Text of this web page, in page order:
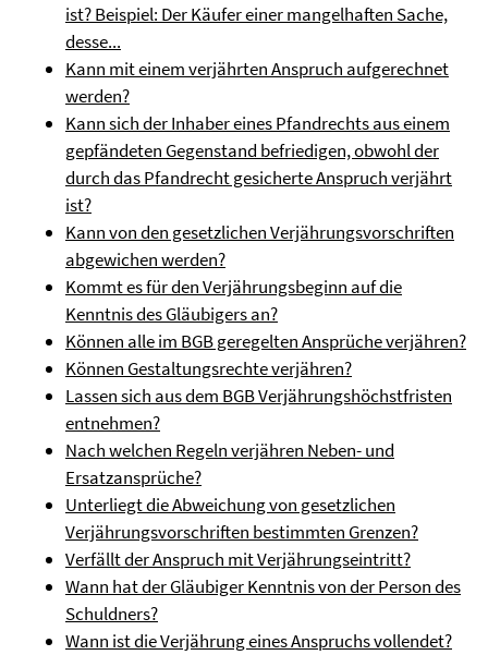
ist? Beispiel: Der Käufer einer mangelhaften Sache,
desse...
Kann mit einem verjährten Anspruch aufgerechnet
werden?
Kann sich der Inhaber eines Pfandrechts aus einem
gepfändeten Gegenstand befriedigen, obwohl der
durch das Pfandrecht gesicherte Anspruch verjährt
ist?
Kann von den gesetzlichen Verjährungsvorschriften
abgewichen werden?
Kommt es für den Verjährungsbeginn auf die
Kenntnis des Gläubigers an?
Können alle im BGB geregelten Ansprüche verjähren?
Können Gestaltungsrechte verjähren?
Lassen sich aus dem BGB Verjährungshöchstfristen
entnehmen?
Nach welchen Regeln verjähren Neben- und
Ersatzansprüche?
Unterliegt die Abweichung von gesetzlichen
Verjährungsvorschriften bestimmten Grenzen?
Verfällt der Anspruch mit Verjährungseintritt?
Wann hat der Gläubiger Kenntnis von der Person des
Schuldners?
Wann ist die Verjährung eines Anspruchs vollendet?